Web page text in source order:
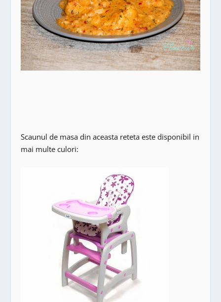
Scaunul de masa din aceasta reteta este disponibil in
mai multe culori: